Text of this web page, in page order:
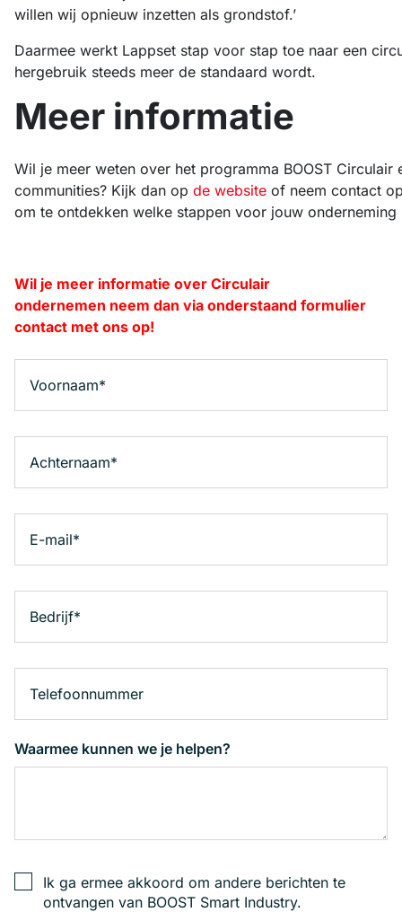
willen wij opnieuw inzetten als grondstof.’
Daarmee werkt Lappset stap voor stap toe naar een
hergebruik steeds meer de standaard wordt.
Meer informatie
Wil je meer weten over het programma BOOST Circulair
communities? Kijk dan op de website of neem contact
om te ontdekken welke stappen voor jouw onderneming
Wil je meer informatie over Circulair
ondernemen neem dan via onderstaand formulier
contact met ons op!
Waarmee kunnen we je helpen?
Ik ga ermee akkoord om andere berichten te
ontvangen van BOOST Smart Industry.